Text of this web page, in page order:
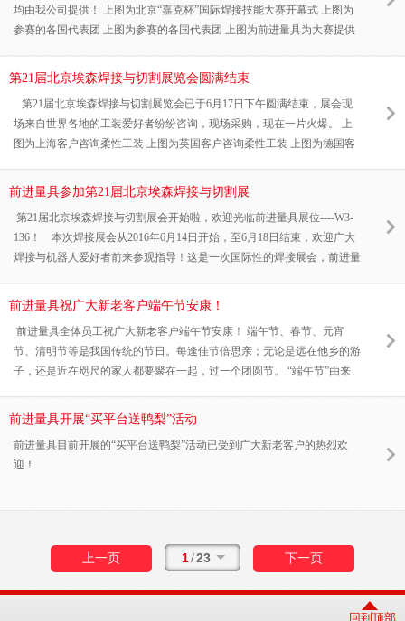
均由我公司提供！ 上图为北京“嘉克杯”国际焊接技能大赛开幕式 上图为
参赛的各国代表团 上图为参赛的各国代表团 上图为前进量具为大赛提供
图为现场试验使用前进量具柔性工装 泊头市前进精密量具有公司生产三
第21届北京埃森焊接与切割展览会圆满结束
第21届北京埃森焊接与切割展览会已于6月17日下午圆满结束，展会现
场来自世界各地的工装爱好者纷纷咨询，现场采购，现在一片火爆。 上
图为上海客户咨询柔性工装 上图为英国客户咨询柔性工装 上图为德国客
场签单
前进量具参加第21届北京埃森焊接与切割展
第21届北京埃森焊接与切割展会开始啦，欢迎光临前进量具展位----W3-
136！ 本次焊接展会从2016年6月14日开始，至6月18日结束，欢迎广大
焊接与机器人爱好者前来参观指导！这是一次国际性的焊接展会，前进量
需求者前来参观和现场采购。 上图为韩国客户参观前进量具柔性工装 上
前进量具祝广大新老客户端午节安康！
前进量具全体员工祝广大新老客户端午节安康！ 端午节、春节、元宵
节、清明节等是我国传统的节日。每逢佳节倍思亲；无论是远在他乡的游
子，还是近在咫尺的家人都要聚在一起，过一个团圆节。 “端午节”由来
五。“端”字有初始的意思，“端午”就是五月的第一个逢五。端午节又
前进量具开展“买平台送鸭梨”活动
前进量具目前开展的“买平台送鸭梨”活动已受到广大新老客户的热烈欢
迎！
上一页 1/23 下一页
回到顶部